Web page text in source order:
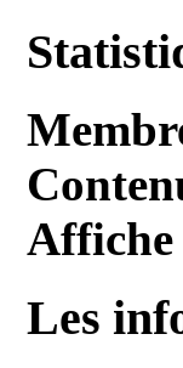
Affiche
Les